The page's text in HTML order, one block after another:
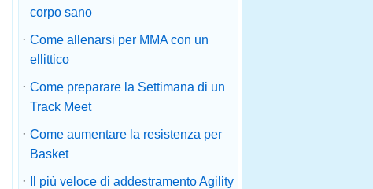
corpo sano
· Come allenarsi per MMA con un
ellittico
· Come preparare la Settimana di un
Track Meet
· Come aumentare la resistenza per
Basket
·
Il più veloce di addestramento Agility